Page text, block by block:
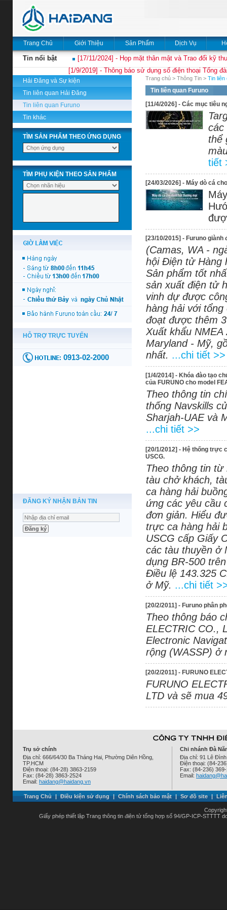
Trang Chủ Giới Thiệu Sản Phẩm Dịch Vụ
Tin nổi bật
[17/11/2024] - Họp mặt thân mật và Trao đổi kỹ
[1/9/2019] - Thông báo sử dụng số điện thoại Tổng
Hải Đăng và Sự kiện
Tin liên quan Hải Đăng
Tin liên quan Furuno
Tin khác
TÌM SẢN PHẨM THEO ỨNG DỤNG
TÌM PHỤ KIỆN THEO SẢN PHẨM
ĐĂNG KÝ NHẬN BẢN TIN
Trang chủ > Thông Tin > Tin liên
Tin liên quan Furuno
[11/4/2026] - Các mục tiêu
các
thể
tiết
[24/03/2026] - Máy dò cá
[23/10/2015] - Furuno
(Camas, WA -
hội Điện tử Hàng
Sản phẩm tốt
sản xuất điện tử
vinh dự được
hàng hải với
đoạt được thêm
Xuất khẩu
Maryland - Mỹ,
nhất. ...chi tiết >>
[1/4/2014] - Khóa đào tạo
của FURUNO cho model
Theo thông tin
thống Navskills
Sharjah-UAE và
...chi tiết >>
[20/1/2012] - Hệ thống trực
USCG.
Theo thông tin
tàu chở khách,
ca hàng hải
ứng các yêu cầu
đơn giản. Hiểu
trực ca hàng hải
USCG cấp Giấy
các tàu thuyền ở
dụng BR-500
Điều lệ 143.325
ở Mỹ. ...chi tiết
[20/2/2011] - Furuno phân
Theo thông báo
ELECTRIC CO.,
Electronic
rộng (WASSP) ở
[20/2/2011] - FURUNO
FURUNO
LTD và sẽ mua
Trụ sở chính
Địa chỉ: 666/64/30 Ba Tháng Hai, Phường Diên Hồng,
TP.HCM
Điện thoại: (84-28) 3863-2159
Fax: (84-28) 3863-2524
Email: haidang@haidang.vn
Chi nhánh Đà
Địa chỉ: 91 Lê
Điện thoại: (84-
Fax: (84-236)
Email:
Trang Chủ | Điều kiện sử dụng | Chính sách bảo mật | Sơ đồ site |
Giấy phép thiết lập Trang thông tin điện tử tổng hợp số 94/GP-ICP-STTTT